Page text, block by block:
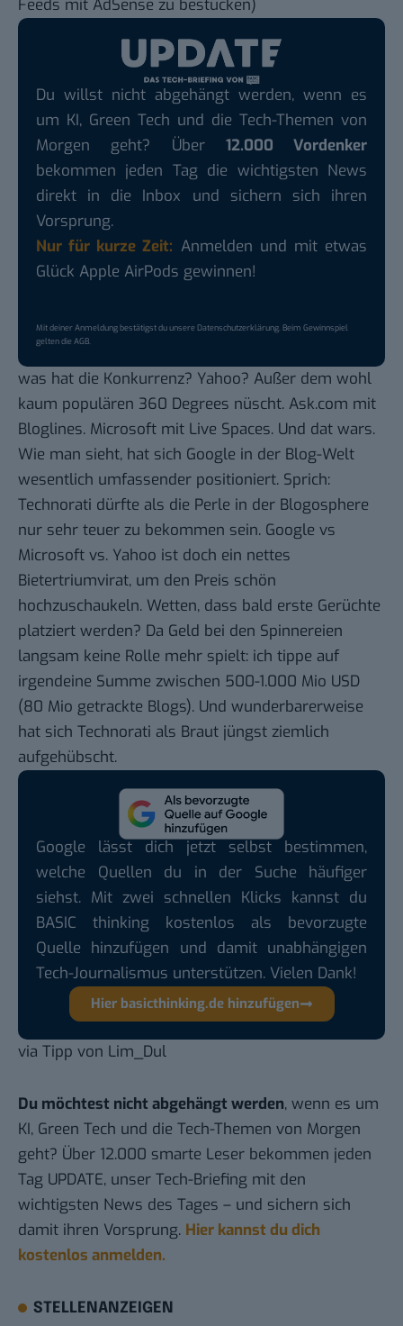
Feeds mit AdSense zu bestücken)
Du willst nicht abgehängt werden, wenn es
um KI, Green Tech und die Tech-Themen von
Morgen geht? Über 12.000 Vordenker
bekommen jeden Tag die wichtigsten News
direkt in die Inbox und sichern sich ihren
Vorsprung.
Nur für kurze Zeit: Anmelden und mit etwas
Glück Apple AirPods gewinnen!
Mit deiner Anmeldung bestätigst du unsereDatenschutzerklärung. Beim Gewinnspiel
gelten dieAGB.
was hat die Konkurrenz? Yahoo? Außer dem wohl
kaum populären 360 Degrees nüscht. Ask.com mit
Bloglines. Microsoft mit Live Spaces. Und dat wars.
Wie man sieht, hat sich Google in der Blog-Welt
wesentlich umfassender positioniert. Sprich:
Technorati dürfte als die Perle in der Blogosphere
nur sehr teuer zu bekommen sein. Google vs
Microsoft vs. Yahoo ist doch ein nettes
Bietertriumvirat, um den Preis schön
hochzuschaukeln. Wetten, dass bald erste Gerüchte
platziert werden? Da Geld bei den Spinnereien
langsam keine Rolle mehr spielt: ich tippe auf
irgendeine Summe zwischen 500-1.000 Mio USD
(80 Mio getrackte Blogs). Und wunderbarerweise
hat sich Technorati als Braut jüngst ziemlich
aufgehübscht.
Google lässt dich jetzt selbst bestimmen,
welche Quellen du in der Suche häufiger
siehst. Mit zwei schnellen Klicks kannst du
BASIC thinking kostenlos als bevorzugte
Quelle hinzufügen und damit unabhängigen
Tech-Journalismus unterstützen. Vielen Dank!
Hier basicthinking.de hinzufügen
via Tipp von Lim_Dul
Du möchtest nicht abgehängt werden, wenn es um
KI, Green Tech und die Tech-Themen von Morgen
geht? Über 12.000 smarte Leser bekommen jeden
Tag UPDATE, unser Tech-Briefing mit den
wichtigsten News des Tages – und sichern sich
damit ihren Vorsprung. Hier kannst du dich
kostenlos anmelden.
STELLENANZEIGEN